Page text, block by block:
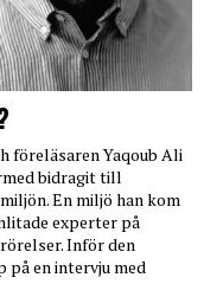
föreläsaren Yaqoub Ali
bidragit till
En miljö han kom
experter på
Inför den
på en intervju med